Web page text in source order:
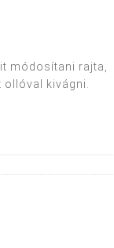
módosítani rajta,
ollóval kivágni.